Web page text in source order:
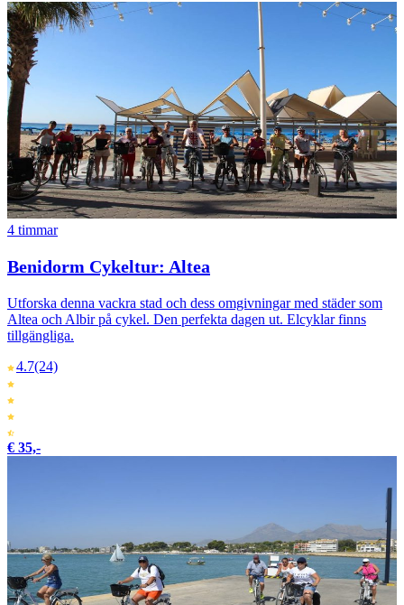
4 timmar
Benidorm Cykeltur: Altea
Utforska denna vackra stad och dess omgivningar med städer som
Altea och Albir på cykel. Den perfekta dagen ut. Elcyklar finns
tillgängliga.
4.7(24)
€ 35,-